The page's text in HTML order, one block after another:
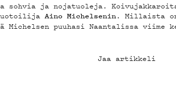
sohvia ja nojatuoleja.
Aino Michelsenin. Millaista on
puuhasi Naantalissa viime
Jaa artikkeli